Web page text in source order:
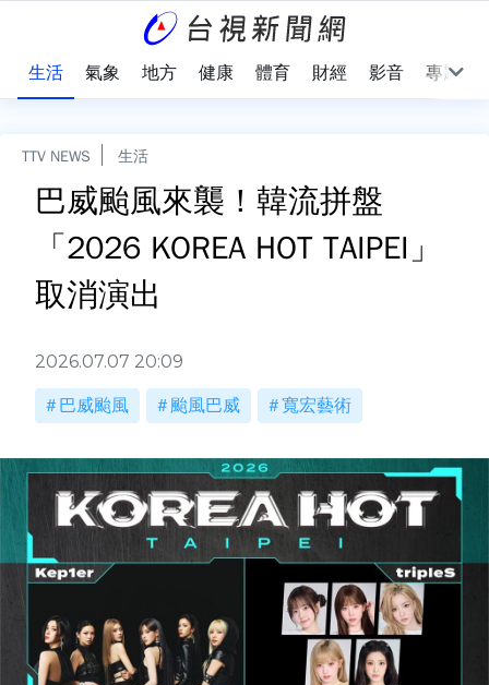
生活 氣象 地方 健康 體育 財經 影音 專題
TTV NEWS 生活
巴威颱風來襲！韓流拼盤
「2026 KOREA HOT TAIPEI」
取消演出
2026.07.07 20:09
巴威颱風 颱風巴威 寬宏藝術